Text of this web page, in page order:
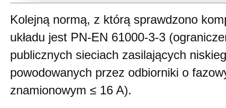
Kolejną normą, z którą sprawdzono
układu jest PN-EN 61000-3-3
publicznych sieciach zasilających
powodowanych przez odbiorniki o
znamionowym ≤ 16 A).